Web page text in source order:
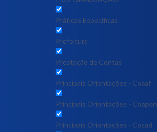
Práticas Específicas
Prefeitura
Prestação de Contas
Principais Orientações - Coaaf
Principais Orientações - Coapen
Principais Orientações - Cocad